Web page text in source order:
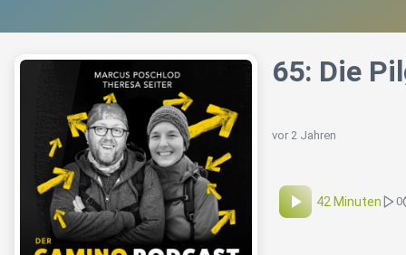
65: Die
vor 2 Jahren
42 Minuten 0